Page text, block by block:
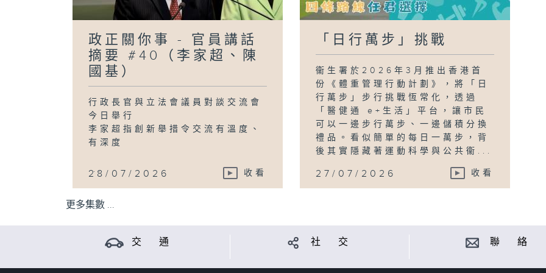
政正關你事 - 官員講話
摘要 #40（李家超、陳
國基）
行政長官與立法會議員對談交流會
今日舉行
李家超指創新舉措令交流有溫度、
有深度
...
28/07/2026 收看
「日行萬步」挑戰
衞生署於2026年3月推出香港首
份《體重管理行動計劃》，將「日
行萬步」步行挑戰恆常化，透過
「醫健通 e+生活」平台，讓市民
可以一邊步行萬步、一邊儲積分換
禮品。看似簡單的每日一萬步，背
後其實隱藏著運動科學與公共衞...
27/07/2026 收看
更多集數 ...
交 通 社 交 聯 絡